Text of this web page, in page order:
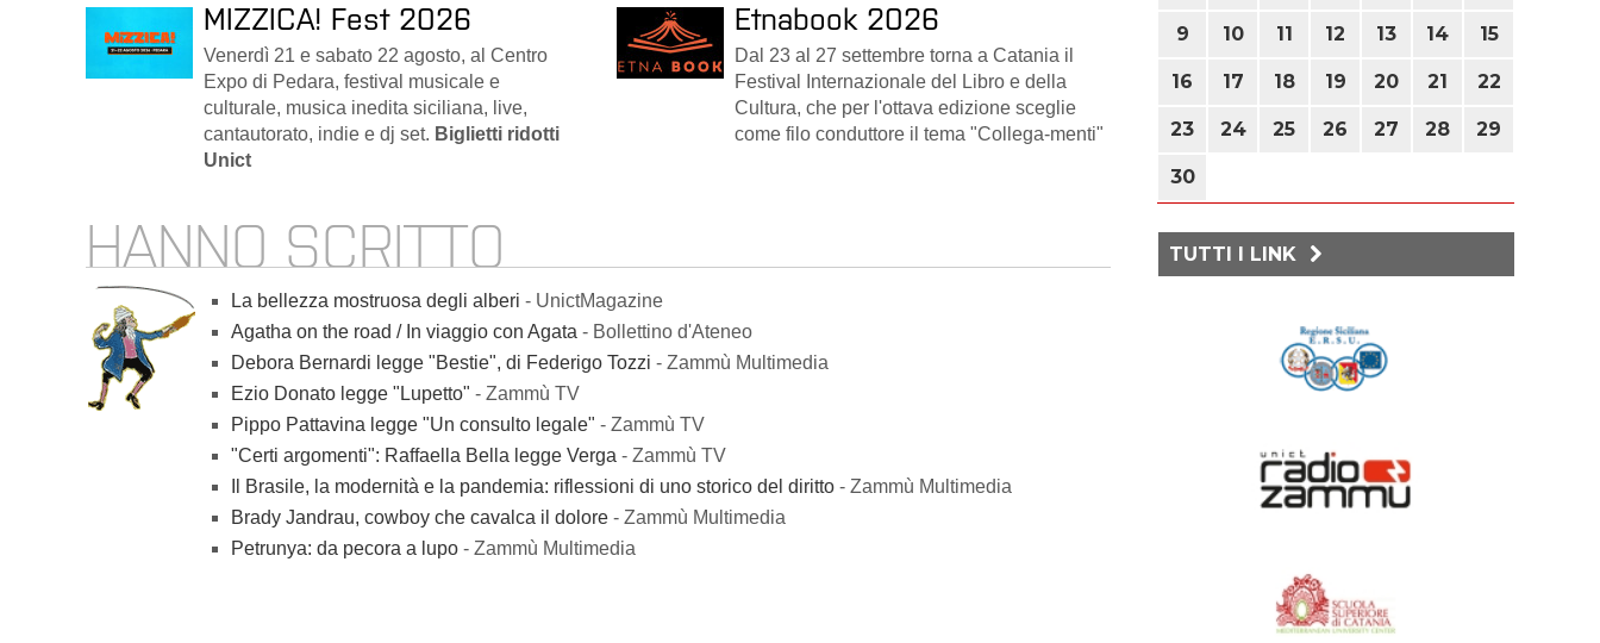
MIZZICA! Fest 2026
Venerdì 21 e sabato 22 agosto, al Centro
Expo di Pedara, festival musicale e
culturale, musica inedita siciliana, live,
cantautorato, indie e dj set. Biglietti ridotti
Unict
Etnabook 2026
Dal 23 al 27 settembre torna a Catania il
Festival Internazionale del Libro e della
Cultura, che per l'ottava edizione sceglie
come filo conduttore il tema "Collega-menti"
HANNO SCRITTO
La bellezza mostruosa degli alberi - UnictMagazine
Agatha on the road / In viaggio con Agata - Bollettino d'Ateneo
Debora Bernardi legge "Bestie", di Federigo Tozzi - Zammù Multimedia
Ezio Donato legge "Lupetto" - Zammù TV
Pippo Pattavina legge "Un consulto legale" - Zammù TV
"Certi argomenti": Raffaella Bella legge Verga - Zammù TV
Il Brasile, la modernità e la pandemia: riflessioni di uno storico del diritto - Zammù Multimedia
Brady Jandrau, cowboy che cavalca il dolore - Zammù Multimedia
Petrunya: da pecora a lupo - Zammù Multimedia
Learning in Clustering
Palazzo delle Scienze
/ Città della Scienza
Ragusa Foto Festival
Monastero/ Monastero
dei Benedettini
9 10 11 12 13 14 15
16 17 18 19 20 21 22
23 24 25 26 27 28 29
30
TUTTI I LINK